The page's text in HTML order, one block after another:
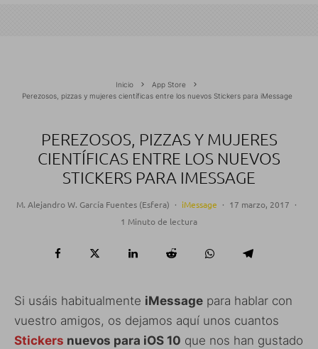
Inicio
App Store
Perezosos, pizzas y mujeres científicas entre los nuevos Stickers para iMessage
PEREZOSOS, PIZZAS Y MUJERES
CIENTÍFICAS ENTRE LOS NUEVOS
STICKERS PARA IMESSAGE
M. Alejandro W. García Fuentes (Esfera) · iMessage · 17 marzo, 2017 ·
1 Minuto de lectura
Si usáis habitualmente iMessage para hablar con
vuestro amigos, os dejamos aquí unos cuantos
Stickers nuevos para iOS 10 que nos han gustado